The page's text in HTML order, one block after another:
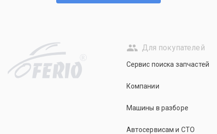
R
Для покупателей
Сервис поиска запчастей
Компании
Машины в разборе
Автосервисам и СТО